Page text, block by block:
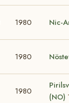
1980 Nic-
1980
1980
(NO)